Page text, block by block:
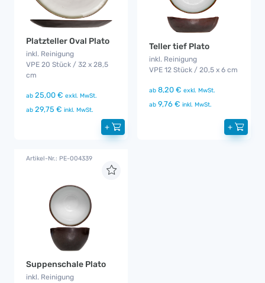
Platzteller Oval Plato
inkl. Reinigung
VPE 20 Stück / 32 x 28,5
cm
ab 25,00 € exkl. MwSt.
ab 29,75 € inkl. MwSt.
+
Teller tief Plato
inkl. Reinigung
VPE 12 Stück / 20,5 x 6 cm
ab 8,20 € exkl. MwSt.
ab 9,76 € inkl. MwSt.
+
Artikel-Nr.: PE-004339
Suppenschale Plato
inkl. Reinigung